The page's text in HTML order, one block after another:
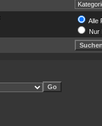
Alle
Nur